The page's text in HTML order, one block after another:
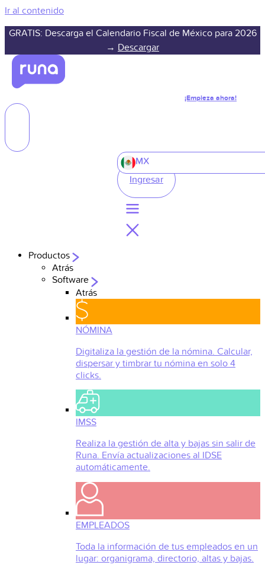
Ir al contenido
GRATIS: Descarga el Calendario Fiscal de México para 2026
→ Descargar
¡Empieza ahora!
MX
Ingresar
Productos
Atrás
Software
Atrás
NÓMINA
Digitaliza la gestión de la nómina. Calcular,
dispersar y timbrar tu nómina en solo 4
clicks.
IMSS
Realiza la gestión de alta y bajas sin salir de
Runa. Envía actualizaciones al IDSE
automáticamente.
EMPLEADOS
Toda la información de tus empleados en un
lugar: organigrama, directorio, altas y bajas.